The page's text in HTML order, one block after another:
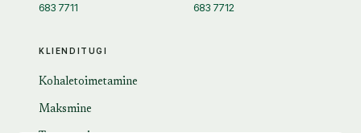
KLIENDITUGI
Kohaletoimetamine
Maksmine
683 7711 683 7712